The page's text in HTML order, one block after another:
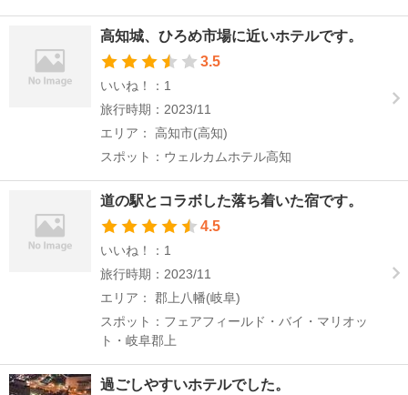
高知城、ひろめ市場に近いホテルです。
3.5
いいね！：1
旅行時期：2023/11
エリア： 高知市(高知)
スポット：ウェルカムホテル高知
道の駅とコラボした落ち着いた宿です。
4.5
いいね！：1
旅行時期：2023/11
エリア： 郡上八幡(岐阜)
スポット：フェアフィールド・バイ・マリオッ
ト・岐阜郡上
過ごしやすいホテルでした。